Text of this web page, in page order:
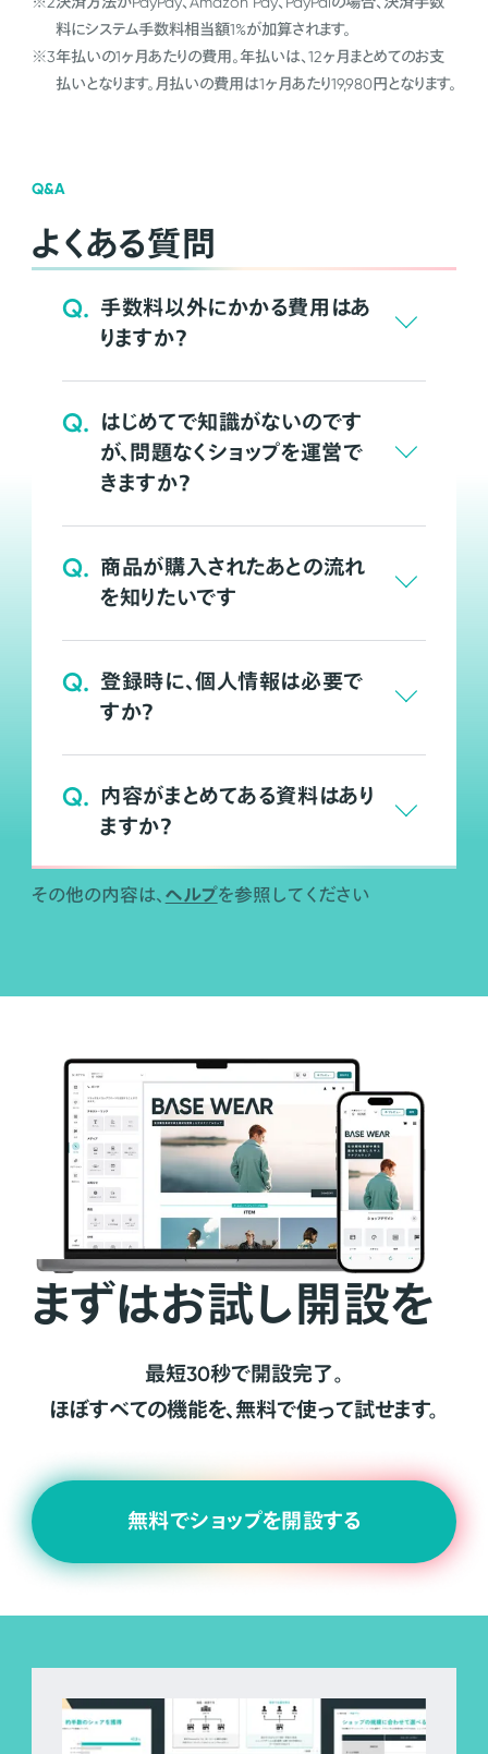
料にシステム手数料相当額1%が加算されます。
※3年払いの1ヶ月あたりの費用。年払いは、12ヶ月まとめてのお支
払いとなります。月払いの費用は1ヶ月あたり19,980円となります。
Q&A
よくある質問
Q. 手数料以外にかかる費用はあ
りますか？
Q. はじめてで知識がないのです
が、問題なくショップを運営で
きますか？
Q. 商品が購入されたあとの流れ
を知りたいです
Q. 登録時に、個人情報は必要で
すか？
Q. 内容がまとめてある資料はあり
ますか？
その他の内容は、 ヘルプを参照してください
まずはお試し開設を
最短30秒で開設完了。
ほぼすべての機能を、無料で使って試せます。
無料でショップを開設する